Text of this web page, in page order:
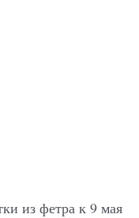
из фетра к 9 мая